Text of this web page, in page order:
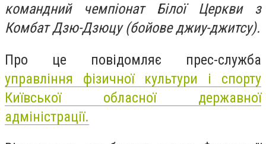
командний чемпіонат Білої Церкви з
Комбат Дзю-Дзюцу (бойове джиу-джитсу).
Про це повідомляє прес-служба
управління фізичної культури і спорту
Київської обласної державної
адміністрації.